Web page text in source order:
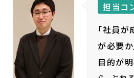
担当コ
「社員
が必要か
目的が